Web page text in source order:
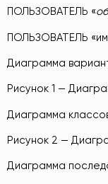
ПОЛЬЗОВАТЕЛЬ «
ПОЛЬЗОВАТЕЛЬ
Диаграмма
Рисунок 1 —
Диаграмма
Рисунок 2 —
Диаграмма